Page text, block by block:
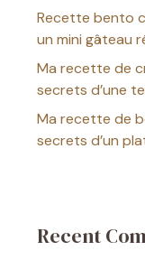
Recette bento
un mini gâteau
Ma recette de
secrets d’une
Ma recette de
secrets d’un
Recent